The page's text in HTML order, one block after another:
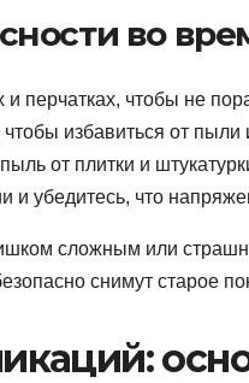
во
перчатках, чтобы не
избавиться от пыли
от плитки и
убедитесь, что
сложным или
снимут старое